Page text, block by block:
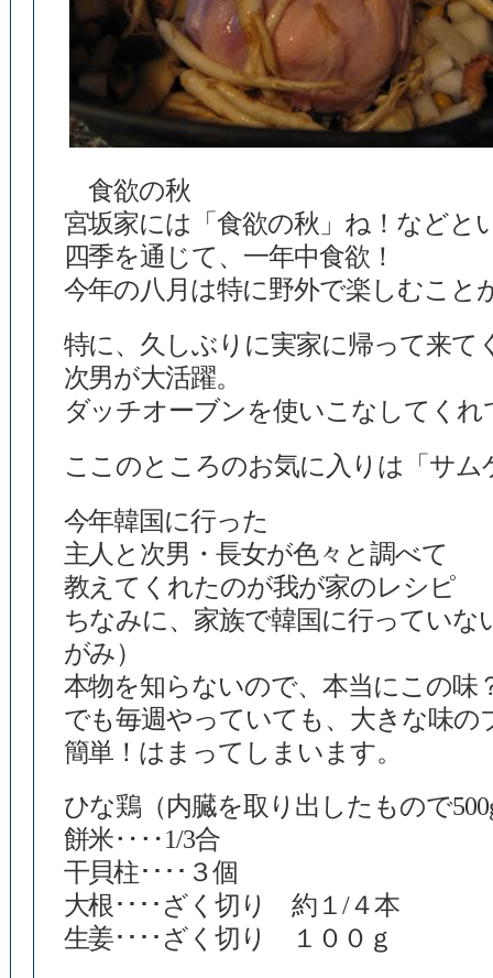
食欲の秋
宮坂家には「食欲の秋」ね！などと
四季を通じて、一年中食欲！
今年の八月は特に野外で楽しむこと
特に、久しぶりに実家に帰って来て
次男が大活躍。
ダッチオーブンを使いこなしてくれ
ここのところのお気に入りは「サム
今年韓国に行った
主人と次男・長女が色々と調べて
教えてくれたのが我が家のレシピ
ちなみに、家族で韓国に行っていな
がみ）
本物を知らないので、本当にこの味
でも毎週やっていても、大きな味の
簡単！はまってしまいます。
ひな鶏（内臓を取り出したもので
餅米‥‥1/3合
干貝柱････３個
大根････ざく切り 約１/４本
生姜････ざく切り １００ｇ